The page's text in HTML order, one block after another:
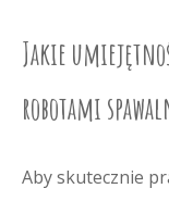
Jakie
robotami
Aby skutecznie